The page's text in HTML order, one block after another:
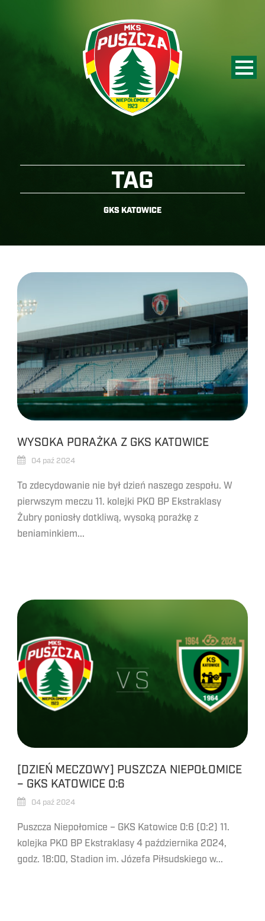
TAG
GKS KATOWICE
WYSOKA PORAŻKA Z GKS KATOWICE
04 paź 2024
To zdecydowanie nie był dzień naszego zespołu. W
pierwszym meczu 11. kolejki PKO BP Ekstraklasy
Żubry poniosły dotkliwą, wysoką porażkę z
beniaminkiem...
[DZIEŃ MECZOWY] PUSZCZA NIEPOŁOMICE
– GKS KATOWICE 0:6
04 paź 2024
Puszcza Niepołomice – GKS Katowice 0:6 (0:2) 11.
kolejka PKO BP Ekstraklasy 4 października 2024,
godz. 18:00, Stadion im. Józefa Piłsudskiego w...